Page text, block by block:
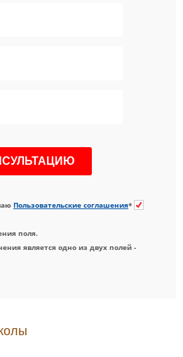
Пользовательские соглашения*
поля.
является одно из двух полей -